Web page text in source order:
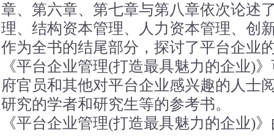
章、第六章、第七章与第八章依次论述
理、结构资本管理、人力资本管理、创
作为全书的结尾部分，探讨了平台企业
《平台企业管理(打造最具魅力的企业)
府官员和其他对平台企业感兴趣的人士
研究的学者和研究生等的参考书。
《平台企业管理(打造最具魅力的企业)